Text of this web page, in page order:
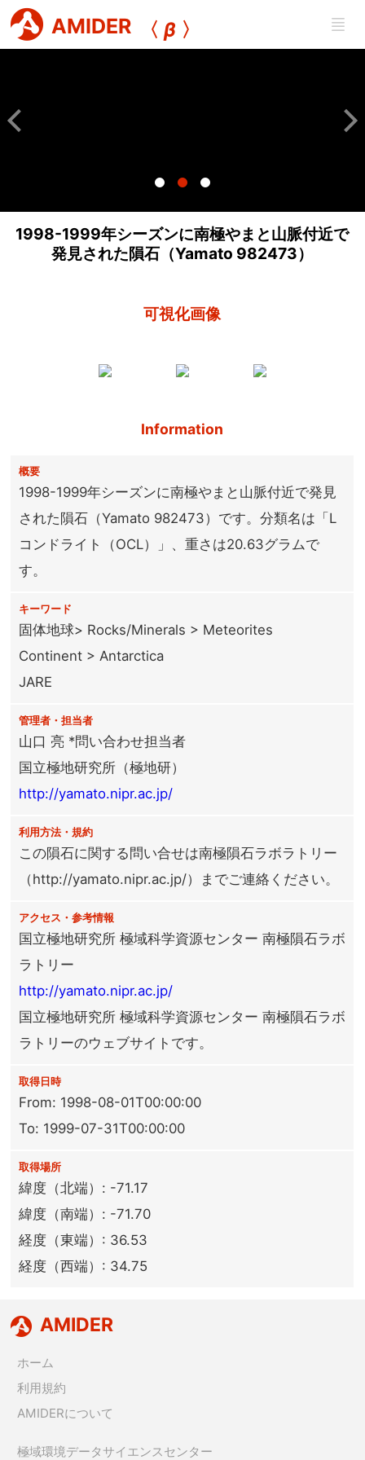
AMIDER 〈β 〉
1998-1999年シーズンに南極やまと山脈付近で
発見された隕石（Yamato 982473）
可視化画像
Information
概要
1998-1999年シーズンに南極やまと山脈付近で発見
された隕石（Yamato 982473）です。分類名は「L
コンドライト（OCL）」、重さは20.63グラムで
す。
キーワード
固体地球> Rocks/Minerals > Meteorites
Continent > Antarctica
JARE
管理者・担当者
山口 亮 *問い合わせ担当者
国立極地研究所（極地研）
http://yamato.nipr.ac.jp/
利用方法・規約
この隕石に関する問い合せは南極隕石ラボラトリー
（http://yamato.nipr.ac.jp/）までご連絡ください。
アクセス・参考情報
国立極地研究所 極域科学資源センター 南極隕石ラボ
ラトリー
http://yamato.nipr.ac.jp/
国立極地研究所 極域科学資源センター 南極隕石ラボ
ラトリーのウェブサイトです。
取得日時
From: 1998-08-01T00:00:00
To: 1999-07-31T00:00:00
取得場所
緯度（北端）: -71.17
緯度（南端）: -71.70
経度（東端）: 36.53
経度（西端）: 34.75
AMIDER
ホーム
利用規約
AMIDERについて
極域環境データサイエンスセンター